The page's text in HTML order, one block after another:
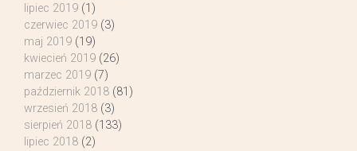
lipiec 2019 (1)
czerwiec 2019 (3)
maj 2019 (19)
kwiecień 2019 (26)
marzec 2019 (7)
październik 2018 (81)
wrzesień 2018 (3)
sierpień 2018 (133)
lipiec 2018 (2)